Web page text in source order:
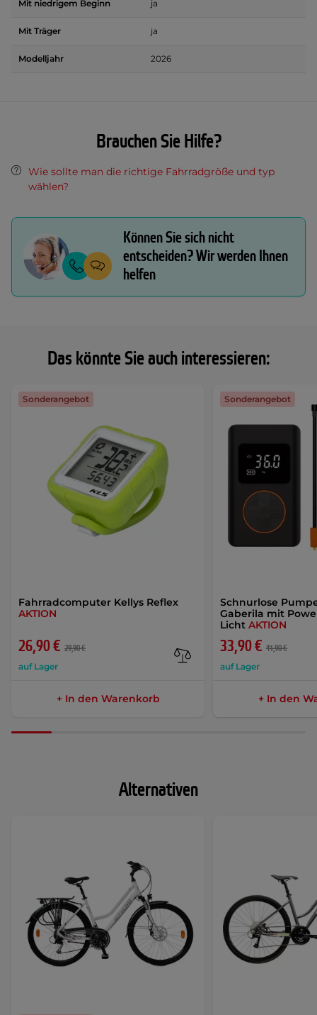
Das könnte Sie auch interessieren:
Fahrradcomputer Kellys Reflex
AKTION
26,90 € 29,90 €
auf Lager
Sonderangebot
+ In den Warenkorb
Schnurlose
Gaberila mit
LichtAKTION
33,90 € 41,90 €
auf Lager
Sonderangebot
+ In den
Mit niedrigem Beginn ja
Mit Träger ja
Modelljahr 2026
Brauchen Sie Hilfe?
Wie sollte man die richtige Fahrradgröße und typ
wählen?
Können Sie sich nicht
entscheiden? Wir werden Ihnen
helfen
Alternativen